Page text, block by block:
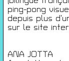
ping-pong
depuis plus
sur le site
ANA JOTTA
23 RUE
T 02 507 82
WWW.JAP.BE
contemporains ; de la
de la culture de la